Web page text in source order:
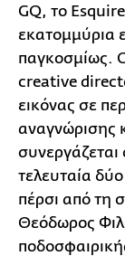
GQ, το
εκατομμύρια
παγκοσμίως. Ο
creative
εικόνας σε
αναγνώρισης
τελευταία
πέρσι από τη
Θεόδωρος